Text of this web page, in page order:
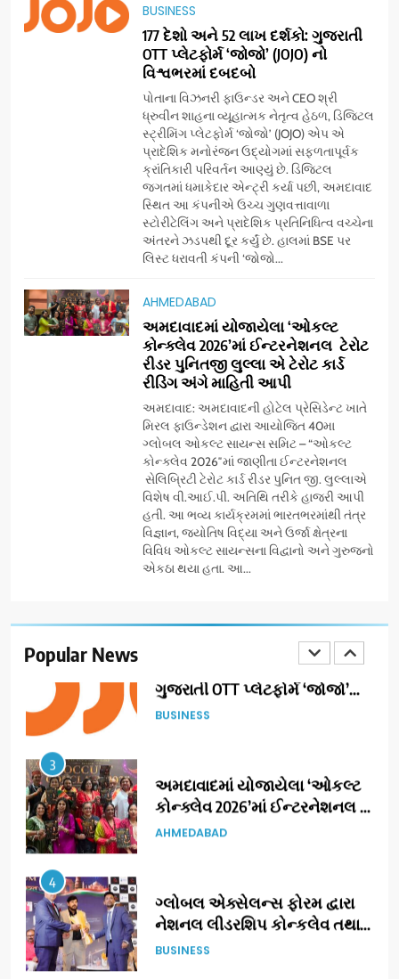
BUSINESS
177 દેશો અને 52 લાખ દર્શકો: ગુજરાતી
OTT પ્લેટફોર્મ ‘જોજો’ (JOJO) નો
વિશ્વભરમાં દબદબો
પોતાના વિઝનરી ફાઉન્ડર અને CEO શ્રી
ધ્રુવીન શાહના વ્યૂહાત્મક નેતૃત્વ હેઠળ, ડિજિટલ
સ્ટ્રીમિંગ પ્લેટફોર્મ ‘જોજો’ (JOJO) એપ એ
પ્રાદેશિક મનોરંજન ઉદ્યોગમાં સફળતાપૂર્વક
ક્રાંતિકારી પરિવર્તન આણ્યું છે. ડિજિટલ
જગતમાં ધમાકેદાર એન્ટ્રી કર્યા પછી, અમદાવાદ
સ્થિત આ કંપનીએ ઉચ્ચ ગુણવત્તાવાળા
સ્ટોરીટેલિંગ અને પ્રાદેશિક પ્રતિનિધિત્વ વચ્ચેના
અંતરને ઝડપથી દૂર કર્યું છે. હાલમાં BSE પર
લિસ્ટ ધરાવતી કંપની ‘જોજો...
AHMEDABAD
અમદાવાદમાં યોજાયેલા ‘ઓકલ્ટ
કોન્ક્લેવ 2026’માં ઈન્ટરનેશનલ ટેરોટ
રીડર પુનિતજી લુલ્લા એ ટેરોટ કાર્ડ
રીડિંગ અંગે માહિતી આપી
અમદાવાદ: અમદાવાદની હોટેલ પ્રેસિડેન્ટ ખાતે
મિરલ ફાઉન્ડેશન દ્વારા આયોજિત 40મા
ગ્લોબલ ઓકલ્ટ સાયન્સ સમિટ – “ઓકલ્ટ
કોન્ક્લેવ 2026″માં જાણીતા ઈન્ટરનેશનલ
સેલિબ્રિટી ટેરોટ કાર્ડ રીડર પુનિત જી. લુલ્લાએ
વિશેષ વી.આઈ.પી. અતિથિ તરીકે હાજરી આપી
હતી. આ ભવ્ય કાર્યક્રમમાં ભારતભરમાંથી તંત્ર
વિજ્ઞાન, જ્યોતિષ વિદ્યા અને ઉર્જા ક્ષેત્રના
વિવિધ ઓકલ્ટ સાયન્સના વિદ્વાનો અને ગુરુજનો
એકઠા થયા હતા. આ...
Popular News
સેમસંગ વિશ્વ યુવા કૌશલ્ય
દિવસની ઉજવણી કરે છે, સેમસંગ
દોસ્ત કૌશલ્ય વિકાસ કાર્યક્રમના
30 ટોચના પ્રતિભાશાળી
વિદ્યાર્થીઓનું સન્માન કરે છે
BUSINESS CSR
આયુદા ઓર્ગેનિક્સ દ્વારા
ગુજરાતના 5 શહેરોમાં રિટેલ સ્ટોર્સ
અને ગીર ગાયના વૈદિક વલોણા ઘી-
દૂધની શુદ્ધ સેવાઓ સાથે વ્યાપક
વિસ્તરણ
BUSINESS
‘ગેટ સેટ ગો’ નું પાવર-પેક્ડ ટ્રેલર
મળશે
ENTERTAINMENT
અમદાવાદમાં ભારે વરસાદ વચ્ચે
ફિલ્મ ‘ગેટ સેટ ગો’ની ‘ટીમ
ચિરંજીવી’ માનવતાના કાર્ય માટે
આગળ આવી: ગુલબાઈ ટેકરાના
પ્રભાવિત પરિવારોને ફૂડ પેકેટ્સ
અને પીવાના પાણીનું વિતરણ કર્યું
AHMEDABAD CSR
ડો. મિતાલી નાગ (આર્ક ઇવેન્ટ્સ)
દ્વારા કિશોર કુમારની જન્મજયંતિ
નિમિત્તે સંગીતમય શ્રદ્ધાંજલિ
AHMEDABAD
ગુજરાતી OTT પ્લેટફોર્મ ‘જોજો’
(JOJO) નો વિશ્વભરમાં દબદબો
3
અમદાવાદમાં યોજાયેલા ‘ઓકલ્ટ
કાર્ડ રીડિંગ અંગે માહિતી આપી
4
ગ્લોબલ એક્સેલન્સ ફોરમ દ્વારા
પ્રતિષ્ઠિત કાર્યક્રમ નવી દિલ્હીમાં
સફળતાપૂર્વક યોજાયો
5
સેમસંગ વિશ્વ યુવા કૌશલ્ય